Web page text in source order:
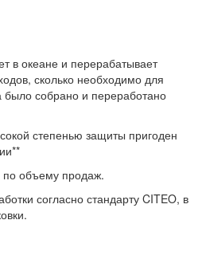
в океане и перерабатывает
сколько необходимо для
было собрано и переработано
степенью защиты пригоден
по объему продаж.
согласно стандарту CITEO, в